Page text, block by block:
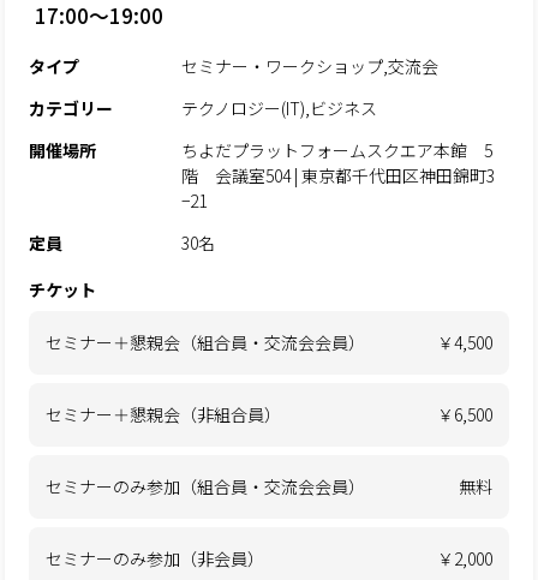
17:00～19:00
タイプ
セミナー・ワークショップ,交流会
カテゴリー
テクノロジー(IT),ビジネス
開催場所
ちよだプラットフォームスクエア本館 5
階 会議室504 | 東京都千代田区神田錦町3
−21
定員
30名
チケット
セミナー＋懇親会（組合員・交流会会員） ￥4,500
セミナー＋懇親会（非組合員） ￥6,500
セミナーのみ参加（組合員・交流会会員） 無料
セミナーのみ参加（非会員） ￥2,000